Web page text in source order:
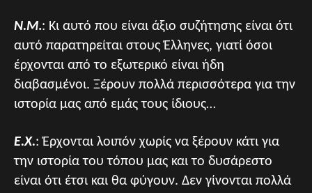
Ν.Μ.: Κι αυτό που είναι άξιο συζήτησης είναι ότι
αυτό παρατηρείται στους Έλληνες, γιατί όσοι
έρχονται από το εξωτερικό είναι ήδη
διαβασμένοι. Ξέρουν πολλά περισσότερα για την
ιστορία μας από εμάς τους ίδιους…
Ε.Χ.: Έρχονται λοιπόν χωρίς να ξέρουν κάτι για
την ιστορία του τόπου μας και το δυσάρεστο
είναι ότι έτσι και θα φύγουν. Δεν γίνονται πολλά